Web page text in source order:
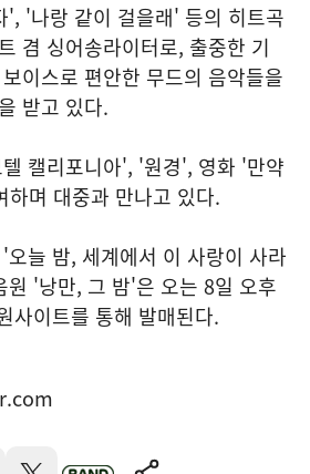
', '나랑 같이 걸을래' 등의 히트곡
겸 싱어송라이터로, 출중한 기
이스로 편안한 무드의 음악들을
받고 있다.
캘리포니아', '원경', 영화 '만약
며 대중과 만나고 있다.
늘 밤, 세계에서 이 사랑이 사라
원 '낭만, 그 밤'은 오는 8일 오후
사이트를 통해 발매된다.